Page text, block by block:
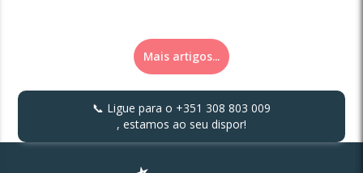
Mais artigos...
📞 Ligue para o +351 308 803 009
, estamos ao seu dispor!